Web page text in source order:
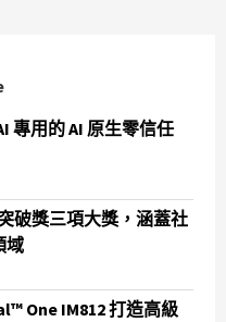
專用的 AI 原生零信任
破獎三項大獎，涵蓋社
域
One IM812 打造高級